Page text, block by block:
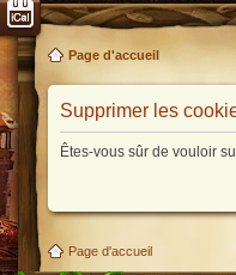
Page d'accueil
Supprimer les
Êtes-vous sûr de vouloir
Page d'accueil